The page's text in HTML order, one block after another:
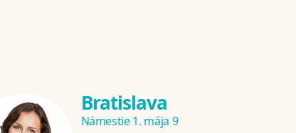
Bratislava
Námestie 1. mája 9